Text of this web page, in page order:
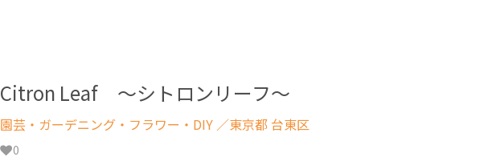
Citron Leaf ～シトロンリーフ～
園芸・ガーデニング・フラワー・DIY ／東京都 台東区
0